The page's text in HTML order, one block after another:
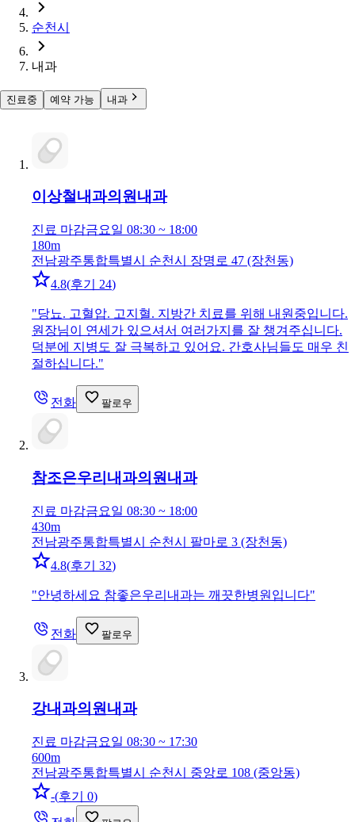
순천시
내과
진료중 예약 가능 내과
이상철내과의원내과
진료 마감금요일 08:30 ~ 18:00
180m
전남광주통합특별시 순천시 장명로 47 (장천동)
4.8(후기 24)
"당뇨. 고혈압. 고지혈. 지방간 치료를 위해 내원중입니다.
원장님이 연세가 있으셔서 여러가지를 잘 챙겨주십니다.
덕분에 지병도 잘 극복하고 있어요. 간호사님들도 매우 친
절하십니다."
전화 팔로우
참조은우리내과의원 내과
진료 마감금요일 08:30 ~ 18:00
430m
전남광주통합특별시 순천시 팔마로 3 (장천동)
4.8(후기 32)
"안녕하세요 참좋은우리내과는 깨끗한병원입니다"
전화 팔로우
강내과의원내과
진료 마감금요일 08:30 ~ 17:30
600m
전남광주통합특별시 순천시 중앙로 108 (중앙동)
-(후기 0)